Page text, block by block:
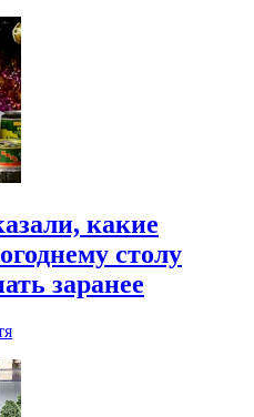
какие
столу
заранее